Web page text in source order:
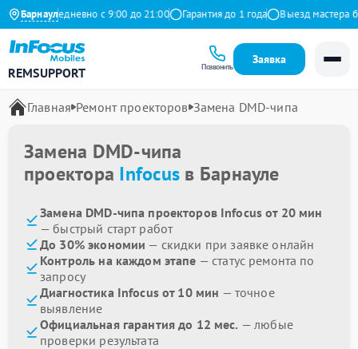
Барнаул
Ежедневно с 9:00 до 21:00 Гарантия до 1 года Выезд мастера
REMSUPPORT Позвонить
Заявка
Главная Ремонт проекторов Замена DMD-чипа
Замена DMD-чипа
проектора Infocus в Барнауле
Замена DMD-чипа проекторов Infocus от 20 мин
— быстрый старт работ
До 30% экономии — скидки при заявке онлайн
Контроль на каждом этапе — статус ремонта по
запросу
Диагностика Infocus от 10 мин — точное
выявление
Официальная гарантия до 12 мес. — любые
проверки результата